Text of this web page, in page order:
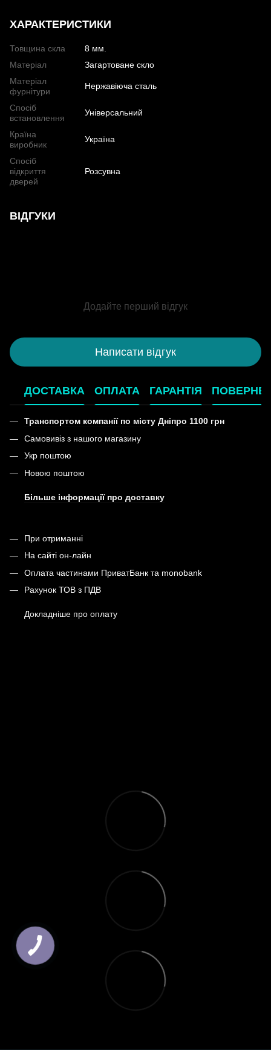
ХАРАКТЕРИСТИКИ
Товщина скла
8 мм.
Матеріал
Загартоване скло
Матеріал
фурнітури
Нержавіюча сталь
Спосіб
встановлення
Універсальний
Країна
виробник
Україна
Спосіб
відкриття
дверей
Розсувна
ВІДГУКИ
Додайте перший відгук
Написати відгук
ДОСТАВКА ОПЛАТА ГАРАНТІЯ
Транспортом компанії по місту Дніпро 1100 грн
Самовивіз з нашого магазину
Укр поштою
Новою поштою
Більше інформації про доставку
При отриманні
На сайті он-лайн
Оплата частинами ПриватБанк та monobank
Рахунок ТОВ з ПДВ
Докладніше про оплату